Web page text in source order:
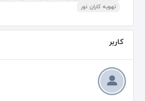
تهویه کاران نور
کاربر